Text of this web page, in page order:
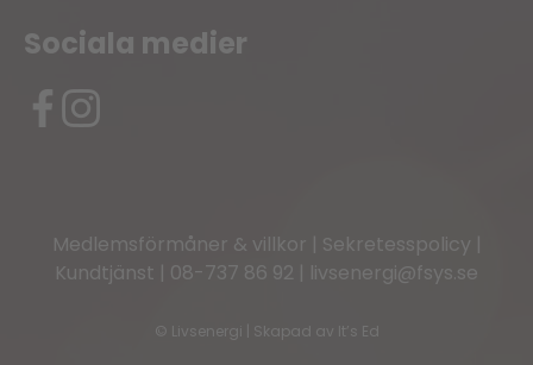
Sociala medier
Medlemsförmåner & villkor | Sekretesspolicy |
Kundtjänst | 08-737 86 92 | livsenergi@fsys.se
© Livsenergi | Skapad av It’s Ed